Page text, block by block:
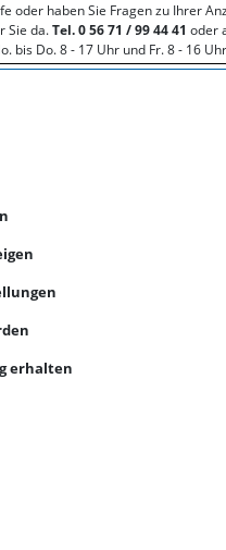
oder haben Sie Fragen zu Ihrer
Sie da.Tel. 0 56 71 / 99 44 41 oder
bis Do. 8 - 17 Uhr und Fr. 8 - 16
erhalten